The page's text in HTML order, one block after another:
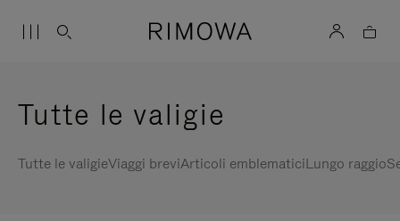
Tutte le valigie
Tutte le valigieViaggi breviArticoli emblematiciLungo raggio